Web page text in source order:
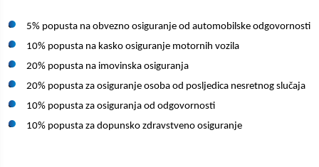
5% popusta na obvezno osiguranje od automobilske odgovornosti
10% popusta na kasko osiguranje motornih vozila
20% popusta na imovinska osiguranja
20% popusta za osiguranje osoba od posljedica nesretnog slučaja
10% popusta za osiguranja od odgovornosti
10% popusta za dopunsko zdravstveno osiguranje